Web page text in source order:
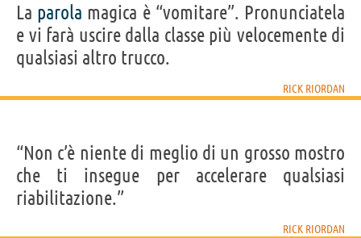
La parola magica è “vomitare”. Pronunciatela
e vi farà uscire dalla classe più velocemente di
qualsiasi altro trucco.
RICK RIORDAN
“Non c’è niente di meglio di un grosso mostro
che ti insegue per accelerare qualsiasi
riabilitazione.”
RICK RIORDAN